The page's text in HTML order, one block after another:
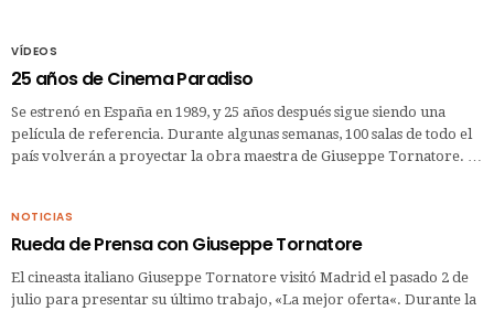
VÍDEOS
25 años de Cinema Paradiso
Se estrenó en España en 1989, y 25 años después sigue siendo una
película de referencia. Durante algunas semanas, 100 salas de todo el
país volverán a proyectar la obra maestra de Giuseppe Tornatore. …
NOTICIAS
Rueda de Prensa con Giuseppe Tornatore
El cineasta italiano Giuseppe Tornatore visitó Madrid el pasado 2 de
julio para presentar su último trabajo, «La mejor oferta«. Durante la